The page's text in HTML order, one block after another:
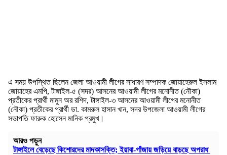
এ সময় উপস্থিত ছিলেন জেলা আওয়ামী লীগের সাধারণ সম্পাদক জোয়াহেরুল ইসলাম
জোয়াহের এমপি, টাঙ্গাইল-৫ (সদর) আসনের আওয়ামী লীগের মনোনীত (নৌকা)
প্রতীকের প্রার্থী মামুন অর রশিদ, টাঙ্গাইল-৩ আসনের আওয়ামী লীগের মনোনীত
(নৌকা) প্রতীকের প্রার্থী ডা. কামরুল হাসান খান, সদর উপজেলা আওয়ামী লীগের
সভাপতি ফারুক হোসেন মানিক প্রমুখ।
আরও পড়ুন
টাঙ্গাইলে বেড়েছে কিশোরদের মাদকাসক্তি; ইয়াবা-গাঁজায় জড়িয়ে বাড়ছে অপরাধ